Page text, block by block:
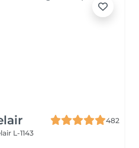
482
L-1143